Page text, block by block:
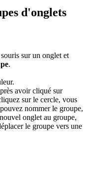
d'onglets
sur un onglet et
.
avoir cliqué sur
sur le cercle, vous
nommer le groupe,
onglet au groupe,
le groupe vers une